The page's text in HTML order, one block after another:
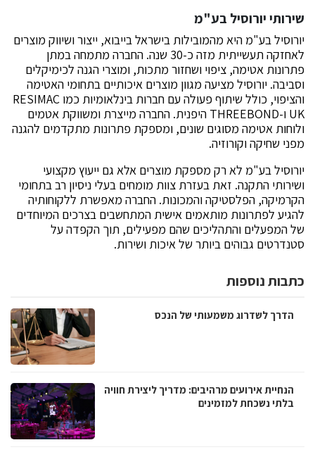
שירותי יורוסיל בע"מ
יורוסיל בע"מ היא מהמובילות בישראל בייבוא, ייצור ושיווק מוצרים
לאחזקה תעשייתית מזה כ-30 שנה. החברה מתמחה במתן
פתרונות אטימה, ציפוי ושחזור מתכות, ומוצרי הגנה לכימיקלים
וסביבה. יורוסיל מציעה מגוון מוצרים איכותיים בתחומי האטימה
והציפוי, כולל שיתוף פעולה עם חברות בינלאומיות כמו RESIMAC
UK ו-THREEBOND היפנית. החברה מייצרת ומשווקת אטמים
ולוחות אטימה מסוגים שונים, ומספקת פתרונות מתקדמים להגנה
מפני שחיקה וקורוזיה.
יורוסיל בע"מ לא רק מספקת מוצרים אלא גם ייעוץ מקצועי
ושירותי התקנה. זאת בעזרת צוות מומחים בעלי ניסיון רב בתחומי
הקרמיקה, הפלסטיקה והמכונות. החברה מאפשרת ללקוחותיה
להגיע לפתרונות מותאמים אישית המתחשבים בצרכים המיוחדים
של המפעלים והתהליכים שהם מפעילים, תוך הקפדה על
סטנדרטים גבוהים ביותר של איכות ושירות.
כתבות נוספות
הדרך לשדרוג משמעותי של הנכס
הנחיית אירועים מרהיבים: מדריך ליצירת חוויה
בלתי נשכחת למזמינים